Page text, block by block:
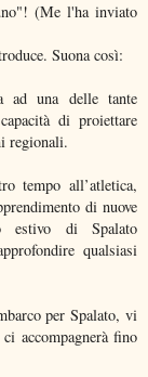
(Me l'ha inviato
Suona così:
ad una delle tante
di proiettare
regionali.
tempo all’atletica,
di nuove
estivo di Spalato
qualsiasi
per Spalato, vi
accompagnerà fino